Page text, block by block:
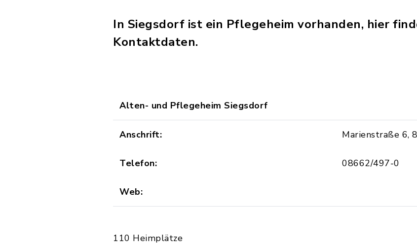
In Siegsdorf ist ein Pflegeheim vorhanden, hier
Kontaktdaten.
Alten- und Pflegeheim Siegsdorf
Anschrift: Marienstraße 6,
Telefon: 08662/497-0
Web:
110 Heimplätze